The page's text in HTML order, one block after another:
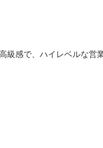
級感で、ハイレベルな営